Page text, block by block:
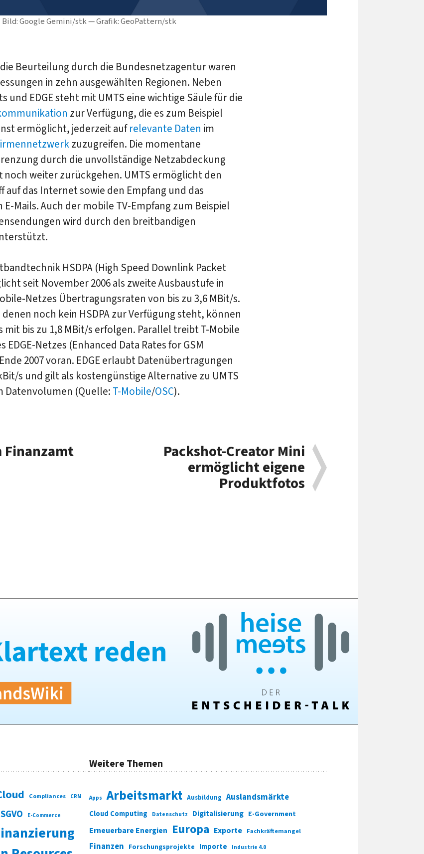
Bild: Google Gemini/stk — Grafik: GeoPattern/stk
Beurteilung durch die Bundesnetzagentur waren
in zehn ausgewählten Regionen. Neben
und EDGE steht mit UMTS eine wichtige Säule für die
zur Verfügung, die es zum Beispiel
ermöglicht, jederzeit aufrelevante Daten im
zuzugreifen. Die momentane
durch die unvollständige Netzabdeckung
noch weiter zurückgehen. UMTS ermöglicht den
auf das Internet sowie den Empfang und das
E-Mails. Auch der mobile TV-Empfang zum Beispiel
wird durch den breitbandigen
HSDPA (High Speed Downlink Packet
seit November 2006 als zweite Ausbaustufe in
Netzes Übertragungsraten von bis zu 3,6 MBit/s.
noch kein HSDPA zur Verfügung steht, können
mit bis zu 1,8 MBit/s erfolgen. Parallel treibt T-Mobile
EDGE-Netzes (Enhanced Data Rates for GSM
2007 voran. EDGE erlaubt Datenübertragungen
s und gilt als kostengünstige Alternative zu UMTS
Datenvolumen (Quelle: T-Mobile/OSC).
Finanzamt Packshot-Creator Mini
ermöglicht eigene
Produktfotos
Compliances CRM
E-Commerce
Weitere Themen
Apps Arbeitsmarkt Ausbildung Auslandsmärkte
Cloud Computing Datenschutz Digitalisierung E-Government
Erneuerbare Energien Europa Exporte Fachkräftemangel
Finanzen Forschungsprojekte Importe Industrie 4.0